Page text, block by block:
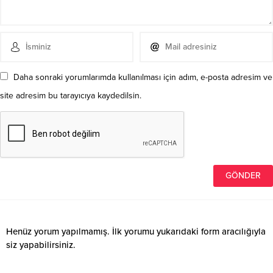
Daha sonraki yorumlarımda kullanılması için adım, e-posta adresim ve
site adresim bu tarayıcıya kaydedilsin.
Henüz yorum yapılmamış. İlk yorumu yukarıdaki form aracılığıyla
siz yapabilirsiniz.